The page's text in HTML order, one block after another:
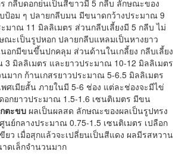
กลีบดอกย่นเป็นสีขาวมี 5 กลีบ ลักษณะของ
ป้อม ๆ ปลายกลีบมน มีขนาดกว้างประมาณ 9
มาณ 11 มิลลิเมตร ส่วนกลีบเลี้ยงมี 5 กลีบ ไม่
ณะเป็นรูปหอก ปลายกลีบแหลมเป็นหางยาว
กมีขนขึ้นปกคลุม ส่วนด้านในเกลี้ยง กลีบเลี้ยง
มิลลิเมตร และยาวประมาณ 10-12 มิลลิเมตร
มาก ก้านเกสรยาวประมาณ 5-6.5 มิลลิเมตร
พศเมียสั้น ภายในมี 5-6 ช่อง แต่ละช่องจะมีไข่
กยาวประมาณ 1.5-1.6 เซนติเมตร มีขน
ตะขบ ผลเป็นผลสด ลักษณะของผลเป็นรูปทรง
ย์กลางประมาณ 0.75-1.5 เซนติเมตร เปลือก
ยว เมื่อสุกแล้วจะเปลี่ยนเป็นสีแดง ผลมีรสหวาน
ดเล็กจำนวนมาก